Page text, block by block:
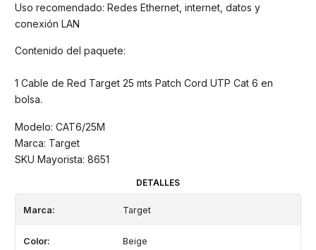
Uso recomendado: Redes Ethernet, internet, datos y
conexión LAN
Contenido del paquete:
1 Cable de Red Target 25 mts Patch Cord UTP Cat 6 en
bolsa.
Modelo: CAT6/25M
Marca: Target
SKU Mayorista: 8651
DETALLES
Marca: Target
Color: Beige